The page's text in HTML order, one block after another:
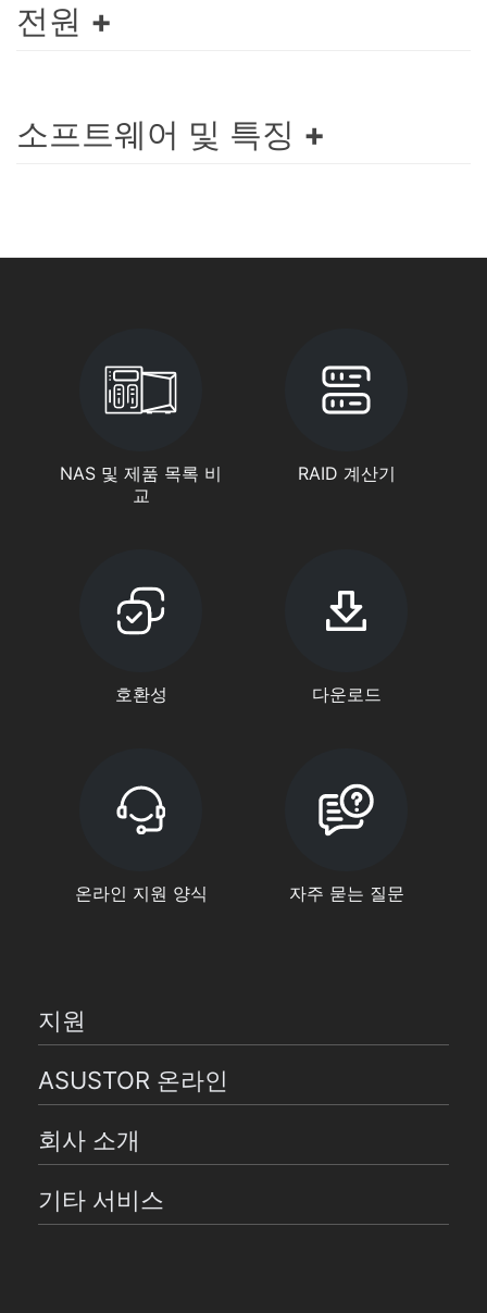
전원
소프트웨어 및 특징
NAS 및 제품 목록 비
교
RAID 계산기
호환성 다운로드
온라인 지원 양식 자주 묻는 질문
지원
ASUSTOR 온라인
회사 소개
기타 서비스